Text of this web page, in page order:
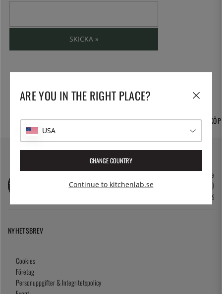
SKICKA »
HEMLEVERANS
TUSENTALS PRODUKTER 365 DAGARS ÖPPET KÖP
kundservice@kitchenlab.se
08-41095200 (vardagar 10.00-17.00)
Öppettider i butik
NYHETSBREV
Cookies
Företag
Personuppgifter & Integritetspolicy
ARE YOU IN THE RIGHT PLACE?
USA
CHANGE COUNTRY
Continue to kitchenlab.se